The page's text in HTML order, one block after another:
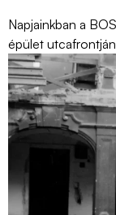
Napjainkban a
épület